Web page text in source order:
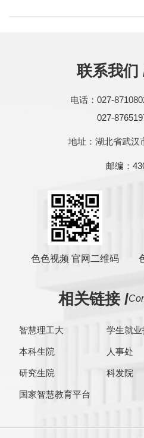
联系我们
电话：027-
027-
地址：湖北省武汉
邮编：
色色视频 官网二维码
相关链接 /
智慧理工大
本科生院
研究生院
国家智慧教育平台
学生就
人事处
科发院